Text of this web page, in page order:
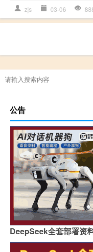
zjs 03-06
公告
DeepSeek全套部署资